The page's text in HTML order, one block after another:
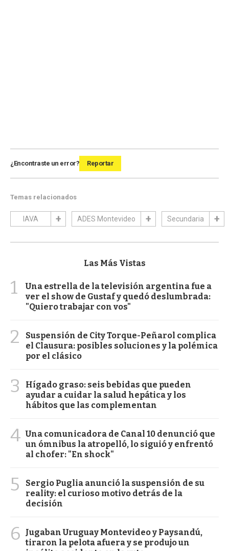
¿Encontraste un error? Reportar
Temas relacionados
IAVA ADES Montevideo Secundaria
Las Más Vistas
1
Una estrella de la televisión argentina fue a
ver el show de Gustaf y quedó deslumbrada:
"Quiero trabajar con vos"
2
Suspensión de City Torque-Peñarol complica
el Clausura: posibles soluciones y la polémica
por el clásico
3
Hígado graso: seis bebidas que pueden
ayudar a cuidar la salud hepática y los
hábitos que las complementan
4 Una comunicadora de Canal 10 denunció que
un ómnibus la atropelló, lo siguió y enfrentó
al chofer: "En shock"
5
Sergio Puglia anunció la suspensión de su
reality: el curioso motivo detrás de la
decisión
6
Jugaban Uruguay Montevideo y Paysandú,
tiraron la pelota afuera y se produjo un